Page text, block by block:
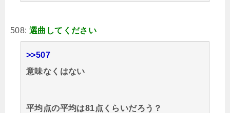
508: 選曲してください
>>507
意味なくはない
平均点の平均は81点くらいだろう？